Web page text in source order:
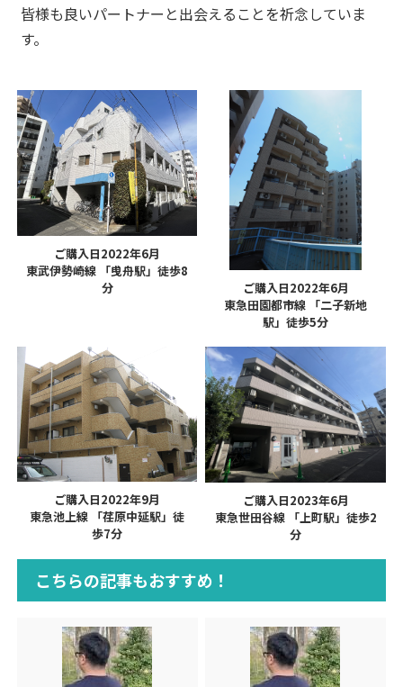
皆様も良いパートナーと出会えることを祈念していま
す。
ご購入日2022年6月
東武伊勢崎線 「曵舟駅」徒歩8
分
ご購入日2022年6月
東急田園都市線 「二子新地
駅」徒歩5分
ご購入日2022年9月
東急池上線 「荏原中延駅」徒
歩7分
ご購入日2023年6月
東急世田谷線 「上町駅」徒歩2
分
こちらの記事もおすすめ！